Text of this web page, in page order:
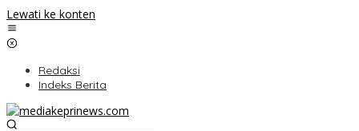
Lewati ke konten
Redaksi
Indeks Berita